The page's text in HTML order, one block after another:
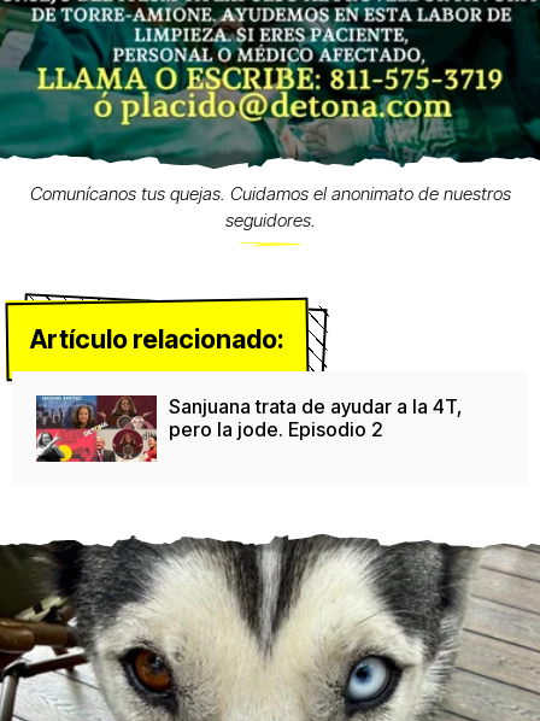
Comunícanos tus quejas. Cuidamos el anonimato de nuestros
seguidores.
Artículo relacionado:
Sanjuana trata de ayudar a la 4T,
pero la jode. Episodio 2